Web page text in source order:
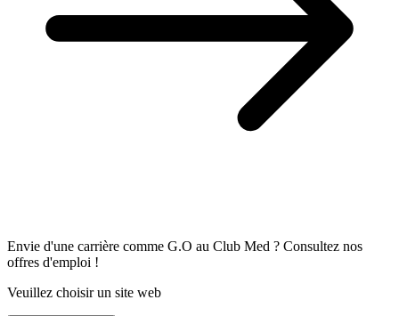
Envie d'une carrière comme G.O au Club Med ? Consultez nos
offres d'emploi !
Veuillez choisir un site web